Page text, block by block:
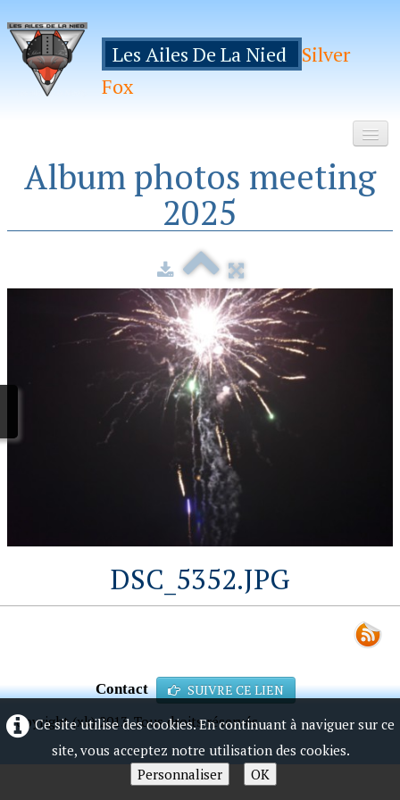
Les Ailes De La Nied
Silver
Fox
Accueil
Inscription
Manifestations
Album photos meeting
2025
DSC_5352.JPG
Contact SUIVRE CE LIEN
Copyright (xk) 2013. Tous droits réservés.
Ce site utilise des cookies. En continuant à naviguer sur ce
site, vous acceptez notre utilisation des cookies.
Personnaliser
OK